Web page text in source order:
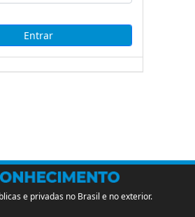
e privadas no Brasil e no exterior.